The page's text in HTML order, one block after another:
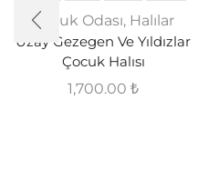
Çocuk Odası, Halılar
Uzay Gezegen Ve Yıldızlar
Çocuk Halısı
1,700.00₺